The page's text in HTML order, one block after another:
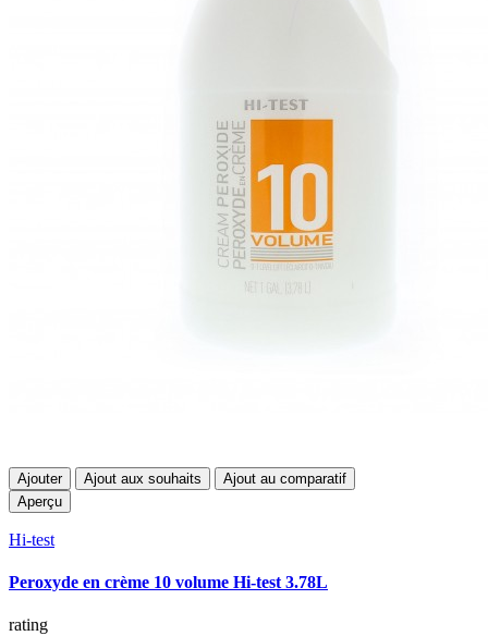
Ajouter Ajout aux souhaits
Ajout au comparatif
Aperçu
Hi-test
Peroxyde en crème 10 volume Hi-test 3.78L
rating